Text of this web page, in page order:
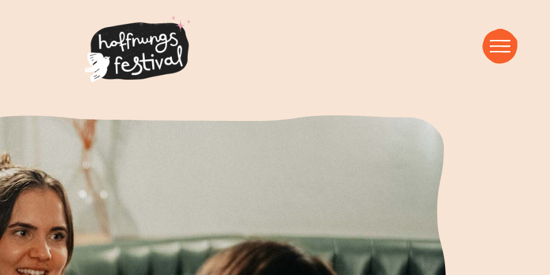
Über Hoffnungsfestival
Spenden
Musik, die Brücken baut
Pubertät überleben – Was Jesus Eltern rät
Weitere Artikel
Den Glauben entdecken